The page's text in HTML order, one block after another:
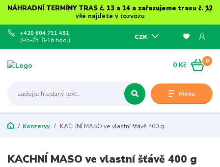
NÁHRADNÍ TERMÍNY TRAS č. 13 a 14 a zařazujeme trasu č. 12
vše najdete v rozvozu
Menu
CZK
+420 604 711 491
(Po-Čt, 8-16 hod.)
0
0 Kč
Konzervy KACHNÍ MASO ve vlastní šťávě 400 g
KACHNÍ MASO ve vlastní šťávě 400 g